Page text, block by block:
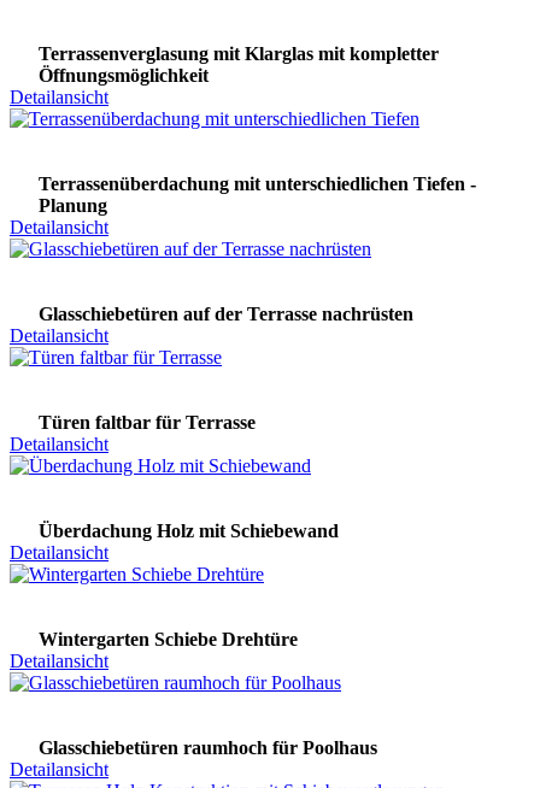
Terrassenverglasung mit Klarglas mit kompletter
Öffnungsmöglichkeit
Detailansicht
Terrassenüberdachung mit unterschiedlichen Tiefen -
Planung
Detailansicht
Glasschiebetüren auf der Terrasse nachrüsten
Detailansicht
Türen faltbar für Terrasse
Detailansicht
Überdachung Holz mit Schiebewand
Detailansicht
Wintergarten Schiebe Drehtüre
Detailansicht
Glasschiebetüren raumhoch für Poolhaus
Detailansicht